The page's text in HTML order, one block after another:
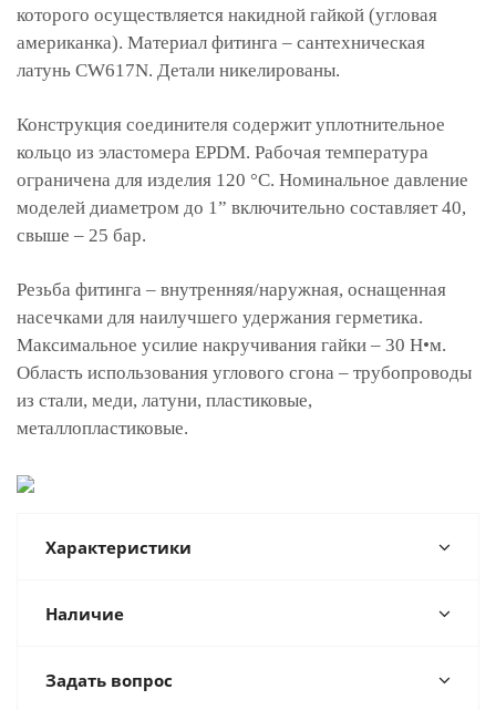
которого осуществляется накидной гайкой (угловая
американка). Материал фитинга – сантехническая
латунь CW617N. Детали никелированы.
Конструкция соединителя содержит уплотнительное
кольцо из эластомера EPDM. Рабочая температура
ограничена для изделия 120 °C. Номинальное давление
моделей диаметром до 1” включительно составляет 40,
свыше – 25 бар.
Резьба фитинга – внутренняя/наружная, оснащенная
насечками для наилучшего удержания герметика.
Максимальное усилие накручивания гайки – 30 H•м.
Область использования углового сгона – трубопроводы
из стали, меди, латуни, пластиковые,
металлопластиковые.
Характеристики
Наличие
Задать вопрос